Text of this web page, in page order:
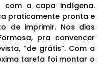
com a capa indígena.
praticamente pronta e
de imprimir. Nos dias
pra convencer
“de grátis”. Com a
tarefa foi montar o